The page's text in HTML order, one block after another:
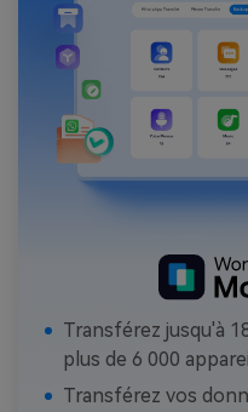
Transférez jusqu'à
plus de 6 000
Transférez vos